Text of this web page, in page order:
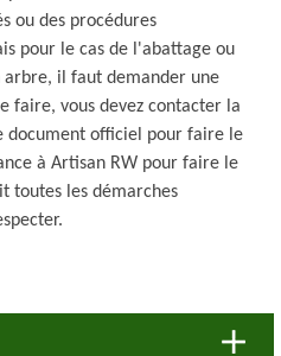
ou des procédures
pour le cas de l'abattage ou
arbre, il faut demander une
faire, vous devez contacter la
document officiel pour faire le
à Artisan RW pour faire le
toutes les démarches